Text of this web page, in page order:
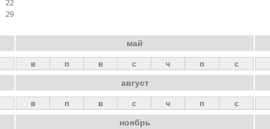
22
29
май
в п в с ч п с
август
в п в с ч п с
ноябрь